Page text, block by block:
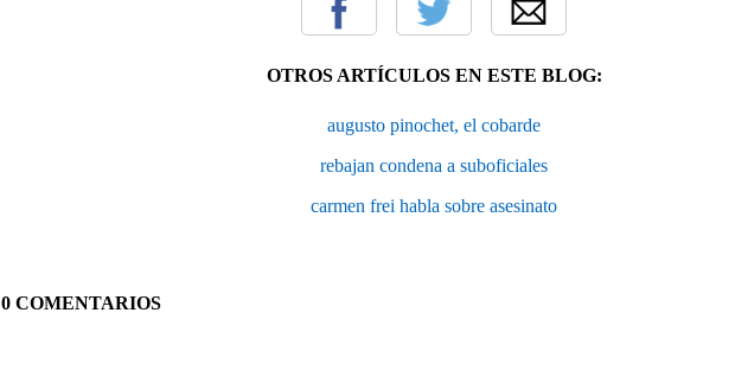
OTROS ARTÍCULOS EN ESTE BLOG:
augusto pinochet, el cobarde
rebajan condena a suboficiales
carmen frei habla sobre asesinato
0 COMENTARIOS